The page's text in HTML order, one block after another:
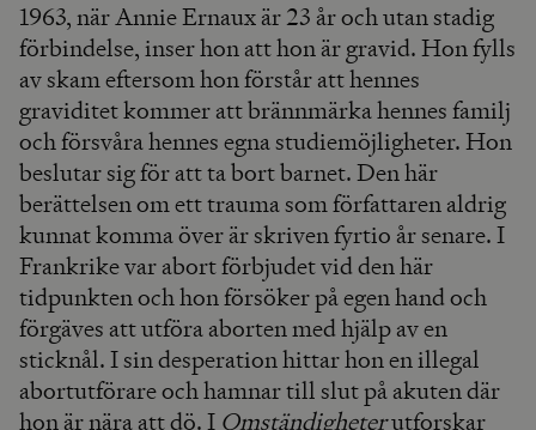
1963, när Annie Ernaux är 23 år och utan stadig
förbindelse, inser hon att hon är gravid. Hon fylls
av skam eftersom hon förstår att hennes
graviditet kommer att brännmärka hennes familj
och försvåra hennes egna studiemöjligheter. Hon
beslutar sig för att ta bort barnet. Den här
berättelsen om ett trauma som författaren aldrig
kunnat komma över är skriven fyrtio år senare. I
Frankrike var abort förbjudet vid den här
tidpunkten och hon försöker på egen hand och
förgäves att utföra aborten med hjälp av en
sticknål. I sin desperation hittar hon en illegal
abortutförare och hamnar till slut på akuten där
hon är nära att dö. I Omständigheterutforskar